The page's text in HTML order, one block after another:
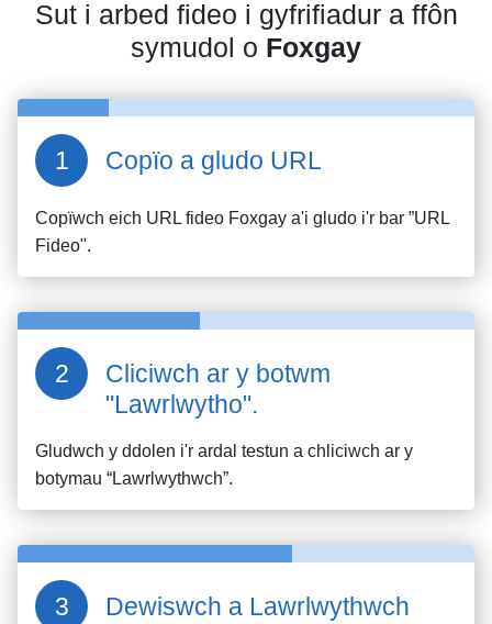
Sut i arbed fideo i gyfrifiadur a ffôn
symudol o Foxgay
Copïo a gludo URL
Copïwch eich URL fideo Foxgay a'i gludo i'r bar ”URL
Fideo".
Cliciwch ar y botwm
"Lawrlwytho".
Gludwch y ddolen i'r ardal testun a chliciwch ar y
botymau “Lawrlwythwch”.
Dewiswch a Lawrlwythwch